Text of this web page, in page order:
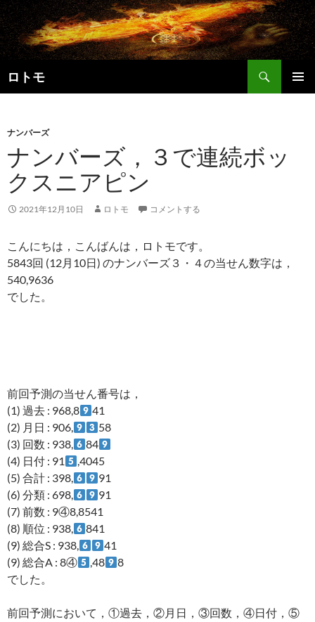
コ
ン
テ
ン
ツ
へ
プ
ロトモ
索
ナンバーズ
ナンバーズ，３で連続ボッ
クスニアピン
2021年12月10日 ロトモ コメントする
こんにちは，こんばんは，ロトモです。
5843回 (12月10日) のナンバーズ３・４の当せん数字は，
540,9636
でした。
前回予測の当せん番号は，
(1) 過去 : 968,8
41
(2) 月日 : 906,
58
(3) 回数 : 938,
84
(4) 日付 : 91
,4045
(5) 合計 : 398,
91
(6) 分類 : 698,
91
(7) 前数 : 9④8,8541
(8) 順位 : 938,
841
(9) 総合S : 938,
41
(9) 総合A : 8④
,48
8
でした。
前回予測において，①過去，②月日，③回数，④日付，⑤